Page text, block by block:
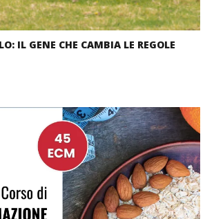
IL GENE CHE CAMBIA LE REGOLE